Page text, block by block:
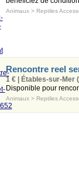
Animaux> Reptiles
Rencontre reel
1 € | Étables-sur-Mer
Disponible pour
Animaux> Reptiles